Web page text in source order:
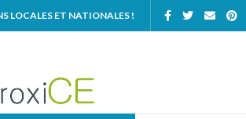
LOCALES ET NATIONALES !